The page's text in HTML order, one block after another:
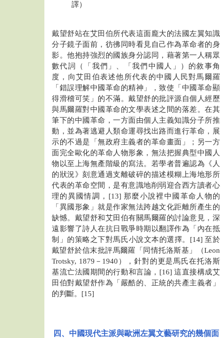
譯）
戴望舒站在艾田伯所代表這面龐大的法國左翼知識
分子鏡子面前，彷彿同時看見自己作為革命者的身
影。他抱持強烈的國族身分認同，藉著第一人稱眾
數代詞（「我們」、「我們中國人」）的敘事角
度，向艾田伯表述他所代表的中國人民對馬爾羅
「錯誤理解中國革命的精神」，致使「中國革命顯
得滑稽可笑」的不滿。戴望舒的批評源自個人經歷
與馬爾羅對中國革命的文學表述之間的落差。在其
筆下的中國革命，一方面由個人主義知識分子所推
動，並為著逃避人類命運尋找出路而進行革命，展
示的不過是「無政府主義者的革命畫面」；另一方
面完全歐化的革命人物形象，無法把握典型中國人
物以至上海無產階級的寫法。若學者普遍認為《人
的狀況》刻意通過支離破碎的描述模糊上海地形所
代表的革命空間，是有意識地削弱迎合西方讀者心
理的異國情調，[13] 那麼小說裡中國革命人物的
「異國形象」就是作家無法跨越文化距離所產生的
缺憾。戴望舒和艾田伯有關馬爾羅的討論意見，深
遠影響了詩人在抗日戰爭時期以翻譯作為「內在抵
制」的策略之下對馬氏小說文本的選擇。[14] 至於
戴望舒於信末批評馬爾羅「同情托洛斯基」（Leon
Trotsky, 1879－1940），針對的更是馬氏在托洛斯
基流亡法國期間的行動和言論，[16] 這直接構成艾
田伯對戴望舒作為「嚴酷的、正統的共產主義者」
的判斷。[15]
四、中國現代主派與歐洲左翼文藝研究的幾個面